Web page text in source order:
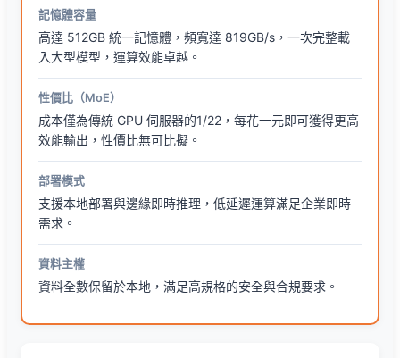
記憶體容量
高達 512GB 統一記憶體，頻寬達 819GB/s，一次完整載
入大型模型，運算效能卓越。
性價比（MoE）
成本僅為傳統 GPU 伺服器的1/22，每花一元即可獲得更高
效能輸出，性價比無可比擬。
部署模式
支援本地部署與邊緣即時推理，低延遲運算滿足企業即時
需求。
資料主權
資料全數保留於本地，滿足高規格的安全與合規要求。